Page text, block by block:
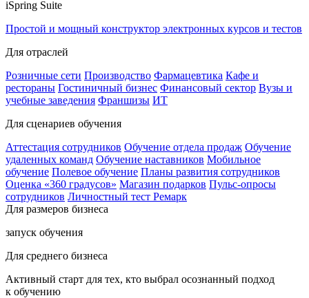
iSpring Suite
Простой и мощный конструктор электронных курсов и тестов
Для отраслей
Розничные сети Производство Фармацевтика Кафе и
рестораны Гостиничный бизнес Финансовый сектор Вузы и
учебные заведения Франшизы ИТ
Для сценариев обучения
Аттестация сотрудников Обучение отдела продаж Обучение
удаленных команд Обучение наставников Мобильное
обучение Полевое обучение Планы развития сотрудников
Оценка «360 градусов» Магазин подарков Пульс-опросы
сотрудников Личностный тест Ремарк
Для размеров бизнеса
запуск обучения
Для среднего бизнеса
Активный старт для тех, кто выбрал осознанный подход
к обучению